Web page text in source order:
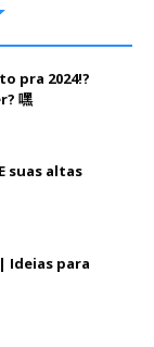
pra 2024!?
嘿
suas altas
Ideias para